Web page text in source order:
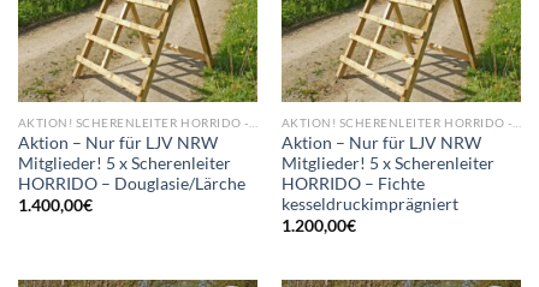
Aktion – Nur für LJV NRW
Mitglieder! 5 x Scherenleiter
HORRIDO – Douglasie/Lärche
1.400,00€
Aktion – Nur für LJV NRW
Mitglieder! 5 x Scherenleiter
HORRIDO – Fichte
kesseldruckimprägniert
1.200,00€